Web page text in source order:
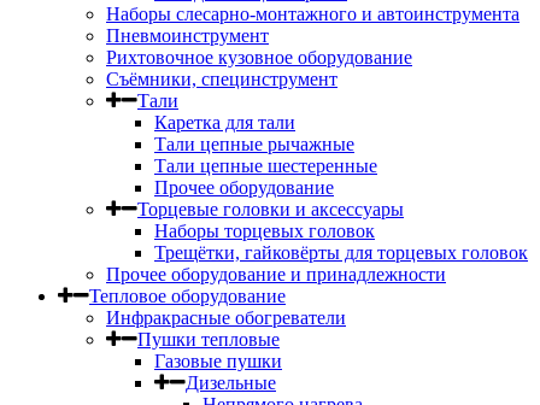
Наборы слесарно-монтажного и автоинструмента
Пневмоинструмент
Рихтовочное кузовное оборудование
Съёмники, специнструмент
Тали
Каретка для тали
Тали цепные рычажные
Тали цепные шестеренные
Прочее оборудование
Торцевые головки и аксессуары
Наборы торцевых головок
Трещётки, гайковёрты для торцевых головок
Прочее оборудование и принадлежности
Тепловое оборудование
Инфракрасные обогреватели
Пушки тепловые
Газовые пушки
Дизельные